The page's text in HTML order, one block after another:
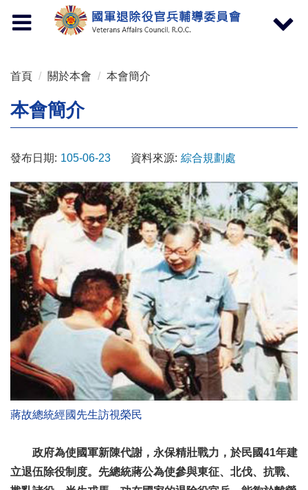
Toggle
navigation
Toggle
首頁 關於本會 本會簡介
本會簡介
發布日期: 105-06-23 資料來源: 綜合規劃處
蔣故總統經國先生訪視榮民
政府為使國軍新陳代謝，永保精壯戰力，於民國41年建
立退伍除役制度。先總統蔣公為使參與東征、北伐、抗戰、